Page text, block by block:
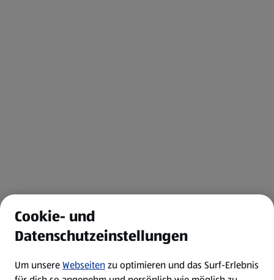
Cookie- und
Datenschutzeinstellungen
Um unsereWebseitenzu optimieren und das Surf-Erlebnis